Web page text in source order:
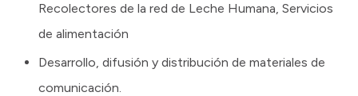
Recolectores de la red de Leche Humana, Servicios
de alimentación
Desarrollo, difusión y distribución de materiales de
comunicación.